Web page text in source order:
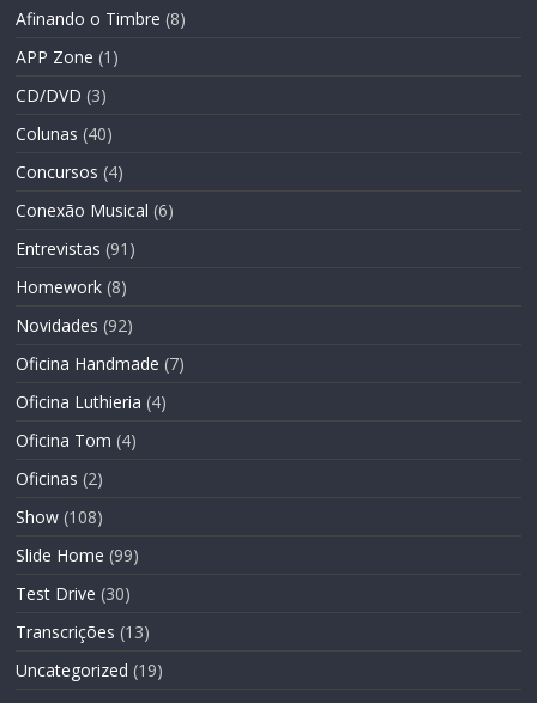
Afinando o Timbre (8)
APP Zone (1)
CD/DVD (3)
Colunas (40)
Concursos (4)
Conexão Musical (6)
Entrevistas (91)
Homework (8)
Novidades (92)
Oficina Handmade (7)
Oficina Luthieria (4)
Oficina Tom (4)
Oficinas (2)
Show (108)
Slide Home (99)
Test Drive (30)
Transcrições (13)
Uncategorized (19)